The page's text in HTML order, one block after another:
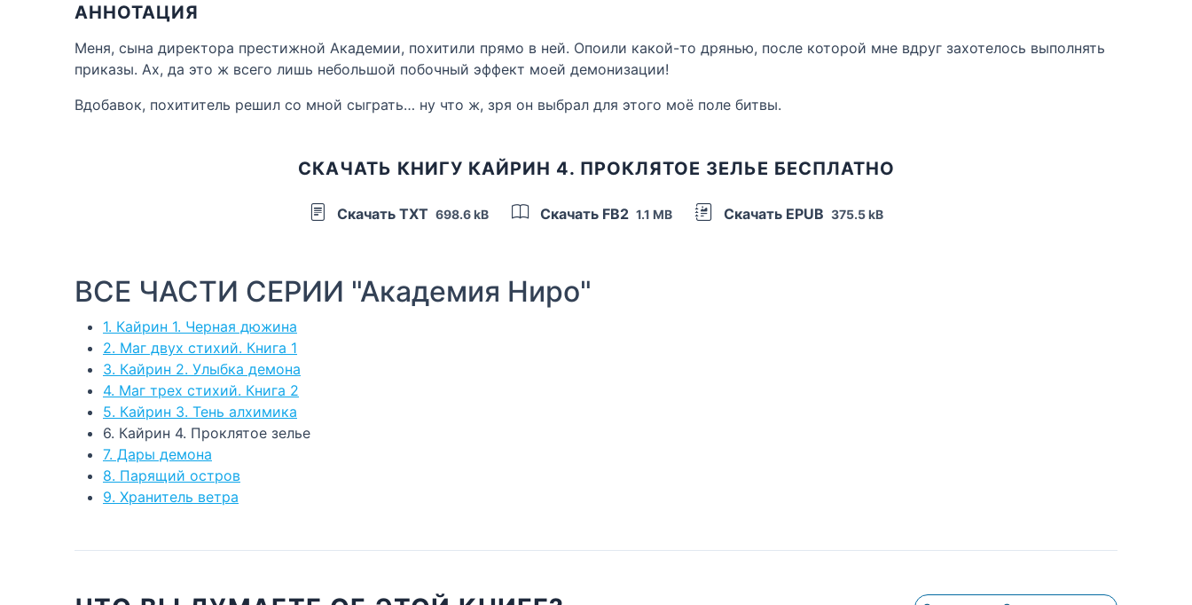
АННОТАЦИЯ
Меня, сына директора престижной Академии, похитили прямо в ней. Опоили какой-то дрянью, после которой мне вдруг захотелось выполнять
приказы. Ах, да это ж всего лишь небольшой побочный эффект моей демонизации!
Вдобавок, похититель решил со мной сыграть… ну что ж, зря он выбрал для этого моё поле битвы.
СКАЧАТЬ КНИГУ КАЙРИН 4. ПРОКЛЯТОЕ ЗЕЛЬЕ БЕСПЛАТНО
Скачать TXT 698.6 kB Скачать FB2 1.1 MB Скачать EPUB 375.5 kB
ВСЕ ЧАСТИ СЕРИИ "Академия Ниро"
1. Кайрин 1. Черная дюжина
2. Маг двух стихий. Книга 1
3. Кайрин 2. Улыбка демона
4. Маг трех стихий. Книга 2
5. Кайрин 3. Тень алхимика
6. Кайрин 4. Проклятое зелье
7. Дары демона
8. Парящий остров
9. Хранитель ветра